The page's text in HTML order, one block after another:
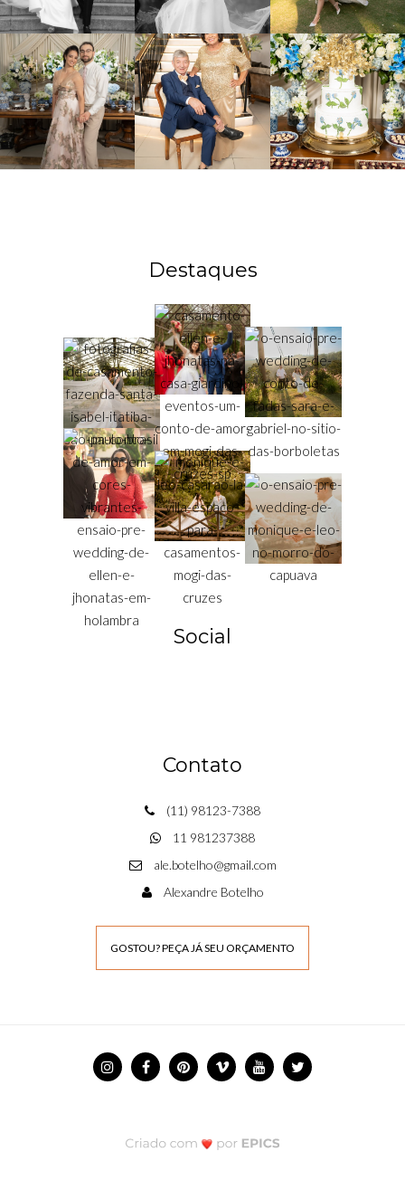
Destaques
Social
Contato
(11) 98123-7388
11 981237388
ale.botelho@gmail.com
Alexandre Botelho
GOSTOU? PEÇA JÁ SEU ORÇAMENTO